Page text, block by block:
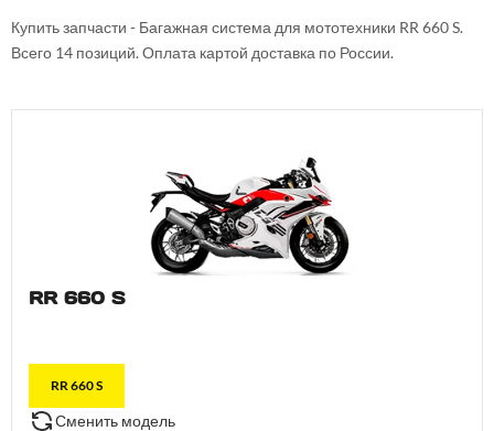
Купить запчасти - Багажная система для мототехники RR 660 S.
Всего 14 позиций. Оплата картой доставка по России.
RR 660 S
RR 660 S
Сменить модель